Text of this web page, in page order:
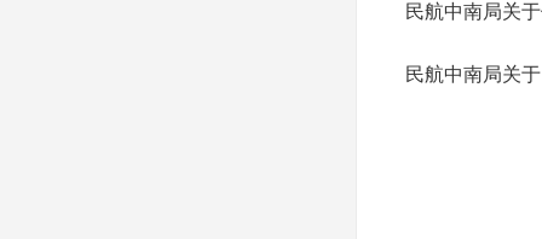
民航中南局关
民航中南局关